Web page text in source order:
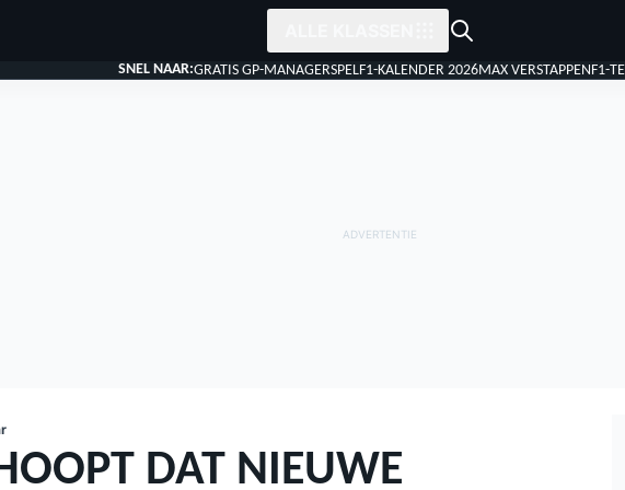
SNEL NAAR:GRATIS GP-MANAGERSPELF1-KALENDER 2026MAX VERSTAPPENF1-
DAT NIEUWE